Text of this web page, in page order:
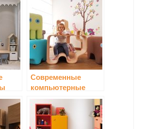
Современные
компьютерные
столы для детской
комнаты